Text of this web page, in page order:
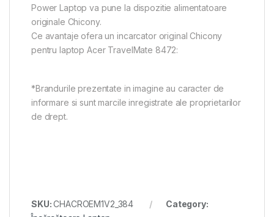
Power Laptop va pune la dispozitie alimentatoare
originale Chicony.
Ce avantaje ofera un incarcator original Chicony
pentru laptop Acer TravelMate 8472:
*Brandurile prezentate in imagine au caracter de
informare si sunt marcile inregistrate ale proprietarilor
de drept.
SKU:CHACROEM1V2_384
Category: